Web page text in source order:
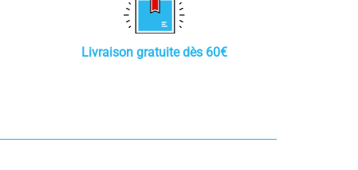
Livraison gratuite dès 60€